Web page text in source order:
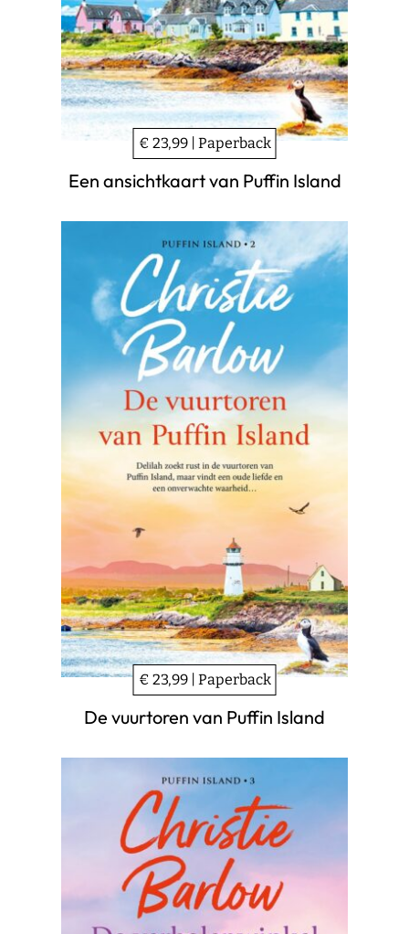
€ 23,99 | Paperback
Een ansichtkaart van Puffin Island
€ 23,99 | Paperback
De vuurtoren van Puffin Island